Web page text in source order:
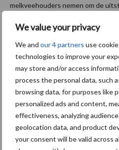
We value your privacy
We and our 4 partners use
technologies to improve your
may store and/or access
process the personal data, such
browsing data, for purposes like
personalized ads and content,
effectiveness, analyzing
geolocation data, and product
your consent will be valid across
melkveehouders nemen om de
met een lagere voetafdruk, het
methaanuitstoot te verlagen en
Veel leden-melkveehouders
energie op, die vervolgens is
van FrieslandCampina.
Bron:FrieslandCampina
Aanbevolen voor